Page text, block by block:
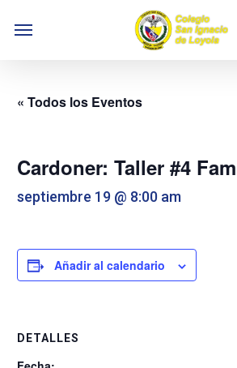
Menu
« Todos los Eventos
Cardoner: Taller #4
septiembre 19 @ 8:00 am
Añadir al calendario
DETALLES